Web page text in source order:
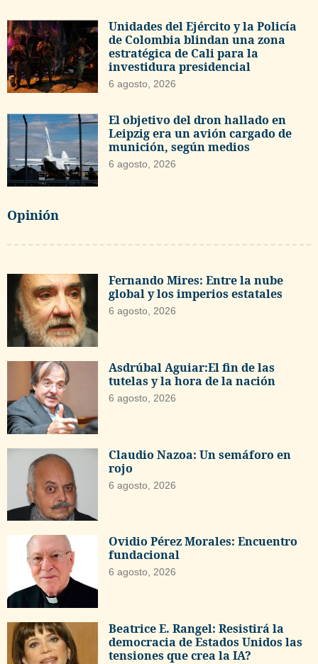
Unidades del Ejército y la Policía
de Colombia blindan una zona
estratégica de Cali para la
investidura presidencial
6 agosto, 2026
El objetivo del dron hallado en
Leipzig era un avión cargado de
munición, según medios
6 agosto, 2026
Opinión
Fernando Mires: Entre la nube
global y los imperios estatales
6 agosto, 2026
Asdrúbal Aguiar:El fin de las
tutelas y la hora de la nación
6 agosto, 2026
Claudio Nazoa: Un semáforo en
rojo
6 agosto, 2026
Ovidio Pérez Morales: Encuentro
fundacional
6 agosto, 2026
Beatrice E. Rangel: Resistirá la
democracia de Estados Unidos las
tensiones que crea la IA?